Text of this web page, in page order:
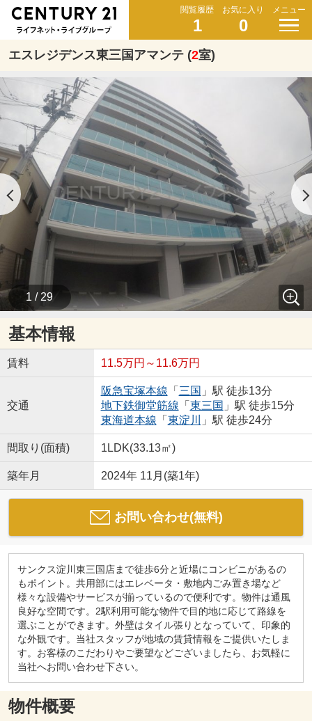
閲覧履歴
1
お気に入り
0
メニュー
エスレジデンス東三国アマンテ (2室)
1 / 29
基本情報
賃料 11.5万円～11.6万円
交通
阪急宝塚本線 「 三国 」駅 徒歩13分
地下鉄御堂筋線 「 東三国 」駅 徒歩15分
東海道本線 「 東淀川 」駅 徒歩24分
間取り(面積) 1LDK(33.13㎡)
築年月 2024年 11月(築1年)
お問い合わせ(無料)
サンクス淀川東三国店まで徒歩6分と近場にコンビニがあるの
もポイント。共用部にはエレベータ・敷地内ごみ置き場など
様々な設備やサービスが揃っているので便利です。物件は通風
良好な空間です。2駅利用可能な物件で目的地に応じて路線を
選ぶことができます。外壁はタイル張りとなっていて、印象的
な外観です。当社スタッフが地域の賃貸情報をご提供いたしま
す。お客様のこだわりやご要望などございましたら、お気軽に
当社へお問い合わせ下さい。
物件概要